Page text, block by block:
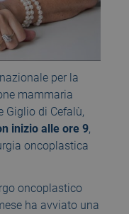
per la
mammaria
Giglio di Cefalù,
inizio alle ore 9,
oncoplastica
oncoplastico
ha avviato una